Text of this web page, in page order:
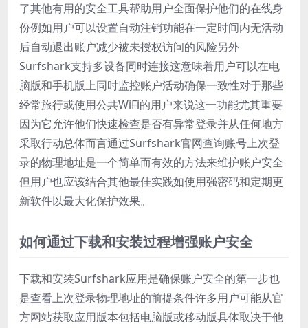
了其他有用的安全工具帮助用户全面保护他们的在线身
份例如用户可以设置自动注销功能在一定时间内无活动
后自动退出账户减少被未授权访问的风险另外
Surfshark支持多设备同时连接这意味着用户可以在电
脑版和手机版上同时监控账户活动确保一致性对于那些
经常旅行或使用公共WiFi的用户来说这一功能尤其重要
因为它允许他们快速检查是否有异常登录并从任何地方
采取行动总体而言通过Surfshark官网查询账号上次登
录的物理地址是一个简单而有效的方法来维护账户安全
但用户也应该结合其他最佳实践如使用强密码和定期更
新软件以最大化保护效果。
如何通过下载和安装过程增强账户安全
下载和安装Surfshark应用是确保账户安全的第一步也
是查看上次登录物理地址的前提条件许多用户可能从官
方网站获取应用版本包括电脑版或移动版具体取决于他